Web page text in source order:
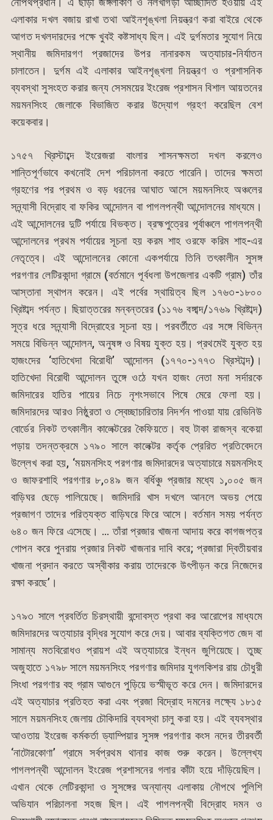
এলাকার দখল বজায় রাখা তথা আইনশৃঙ্খলা নিয়ন্ত্রণ করা বাইরে থেকে
আগত দখলদারদের পক্ষে খুবই কষ্টসাধ্য ছিল। এই দুর্গমতার সুযোগ নিয়ে
স্থানীয় জমিদারগণ প্রজাদের উপর নানারকম অত্যাচার-নির্যাতন
চালাতেন। দুর্গম এই এলাকার আইনশৃঙ্খলা নিয়ন্ত্রণ ও প্রশাসনিক
ব্যবস্থা সুসংহত করার জন্য সেসময়ের ইংরেজ প্রশাসন বিশাল আয়তনের
ময়মনসিংহ জেলাকে বিভাজিত করার উদ্যোগ গ্রহণ করেছিল বেশ
কয়েকবার।
১৭৫৭ খ্রিস্টাব্দে ইংরেজরা বাংলার শাসনক্ষমতা দখল করলেও
শান্তিপূর্ণভাবে কখনোই দেশ পরিচালনা করতে পারেনি। তাদের ক্ষমতা
গ্রহণের পর প্রথম ও বড় ধরনের আঘাত আসে ময়মনসিংহ অঞ্চলের
সন্ন্যাসী বিদ্রোহ বা ফকির আন্দোলন বা পাগলপন্থী আন্দোলনের মাধ্যমে।
এই আন্দোলনের দুটি পর্যায়ে বিভক্ত। ব্রহ্মপুত্রের পূর্বাঞ্চলে পাগলপন্থী
আন্দোলনের প্রথম পর্যায়ের সূচনা হয় করম শাহ ওরফে করিম শাহ-এর
নেতৃত্বে। এই আন্দোলনের কোনো একপর্যায়ে তিনি তৎকালীন সুসঙ্গ
পরগণার লেটিরকান্দা গ্রামে (বর্তমানে পূর্বধলা উপজেলার একটি গ্রাম) তাঁর
আস্তানা স্থাপন করেন। এই পর্বের স্থায়িত্ব ছিল ১৭৬৩-১৮০০
খ্রিষ্টাব্দ পর্যন্ত। ছিয়াত্তরের মন্বন্তরের (১১৭৬ বঙ্গাব্দ/১৭৬৯ খ্রিষ্টাব্দ)
সূত্র ধরে সন্ন্যাসী বিদ্রোহের সূচনা হয়। পরবর্তীতে এর সঙ্গে বিভিন্ন
সময়ে বিভিন্ন আন্দোলন, অনুষঙ্গ ও বিষয় যুক্ত হয়। প্রথমেই যুক্ত হয়
হাজংদের ‘হাতিখেদা বিরোধী’ আন্দোলন (১৭৭০-১৭৭৩ খ্রিস্টাব্দ)।
হাতিখেদা বিরোধী আন্দোলন তুঙ্গে ওঠে যখন হাজং নেতা মনা সর্দারকে
জমিদারের হাতির পায়ের নিচে নৃশংসভাবে পিষে মেরে ফেলা হয়।
জমিদারদের আরও নিষ্ঠুরতা ও স্বেচ্ছাচারিতার নিদর্শন পাওয়া যায় রেভিনিউ
বোর্ডের নিকট তৎকালীন কালেক্টরের কৈফিয়তে। বহু টাকা রাজস্ব বকেয়া
পড়ায় তদন্তক্রমে ১৭৯০ সালে কালেক্টর কর্তৃক প্রেরিত প্রতিবেদনে
উল্লেখ করা হয়, ‘ময়মনসিংহ পরগণার জমিদারদের অত্যাচারে ময়মনসিংহ
ও জাফরশাহি পরগণার ৮,০৪৯ জন বর্ধিঞ্চু প্রজার মধ্যে ১,০০৫ জন
বাড়িঘর ছেড়ে পালিয়েছে। জামিদারি খাস দখলে আনলে অভয় পেয়ে
প্রজাগণ তাদের পরিত্যক্ত বাড়িঘরে ফিরে আসে। বর্তমান সময় পর্যন্ত
৬৪০ জন ফিরে এসেছে। … তাঁরা প্রজার খাজনা আদায় করে কাগজপত্র
গোপন করে পুনরায় প্রজার নিকট খাজনার দাবি করে; প্রজারা দ্বিতীয়বার
খাজনা প্রদান করতে অস্বীকার করায় তাদেরকে উৎপীড়ন করে নিজেদের
রক্ষা করছে’।
১৭৯৩ সালে প্রবর্তিত চিরস্থায়ী বন্দোবস্ত প্রথা কর আরোপের মাধ্যমে
জমিদারদের অত্যাচার বৃদ্ধির সুযোগ করে দেয়। আবার ব্যক্তিগত জেদ বা
সামান্য মতবিরোধও প্রায়শ এই অত্যাচারে ইন্ধন জুগিয়েছে। তুচ্ছ
অজুহাতে ১৭৯৮ সালে ময়মনসিংহ পরগণার জমিদার যুগলকিশর রায় চৌধুরী
সিংধা পরগণার বহু গ্রাম আগুনে পুড়িয়ে ভস্মীভূত করে দেন। জমিদারদের
এই অত্যাচার প্রতিহত করা এবং প্রজা বিদ্রোহ দমনের লক্ষ্যে ১৮১৫
সালে ময়মনসিংহ জেলায় চৌকিদারি ব্যবস্থা চালু করা হয়। এই ব্যবস্থার
আওতায় ইংরেজ কর্মকর্তা ড্যাম্পিয়ার সুসঙ্গ পরগণার কংস নদের তীরবর্তী
‘নাটোরকোণা’ গ্রামে সর্বপ্রথম থানার কাজ শুরু করেন। উল্লেখ্য
পাগলপন্থী আন্দোলন ইংরেজ প্রশাসনের গলার কাঁটা হয়ে দাঁড়িয়েছিল।
এখান থেকে লেটিরকান্দা ও সুসঙ্গের অন্যান্য এলাকায় নৌপথে পুলিশি
অভিযান পরিচালনা সহজ ছিল। এই পাগলপন্থী বিদ্রোহ দমন ও